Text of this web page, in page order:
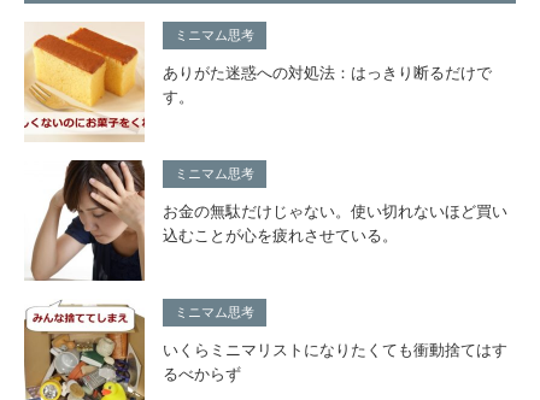
ミニマム思考
ありがた迷惑への対処法：はっきり断るだけで
す。
ミニマム思考
お金の無駄だけじゃない。使い切れないほど買い
込むことが心を疲れさせている。
ミニマム思考
いくらミニマリストになりたくても衝動捨てはす
るべからず